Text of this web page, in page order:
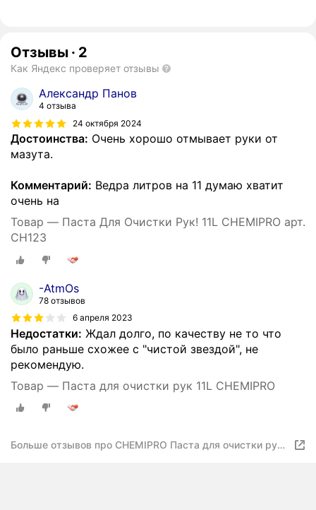
Отзывы · 2
Как Яндекс проверяет отзывы
Александр Панов
4 отзыва
24 октября 2024
Достоинства: Очень хорошо отмывает руки от
мазута.
Комментарий: Ведра литров на 11 думаю хватит
очень на
Товар — Паста Для Очистки Рук! 11L CHEMIPRO арт.
CH123
-AtmOs
78 отзывов
6 апреля 2023
Недостатки: Ждал долго, по качеству не то что
было раньше схожее с "чистой звездой", не
рекомендую.
Товар — Паста для очистки рук 11L CHEMIPRO
Больше отзывов про CHEMIPRO Паста для очистки рук